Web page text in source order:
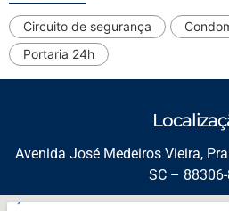
Circuito de segurança
Portaria 24h
Avenida José Medeiros Vieira,
SC –